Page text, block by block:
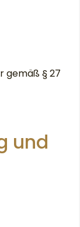
gemäß § 27
und